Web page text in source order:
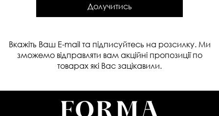
Долучитись
Вкажіть Ваш E-mail та підписуйтесь на розсилку. Ми
зможемо відправляти вам акційні пропозиції по
товарах які Вас зацікавили.